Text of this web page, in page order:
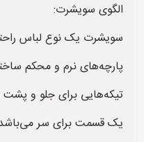
الگوی سویشرت:
سویشرت یک نوع لباس
پارچه‌های نرم و محکم
تیکه‌هایی برای جلو و
یک قسمت برای سر